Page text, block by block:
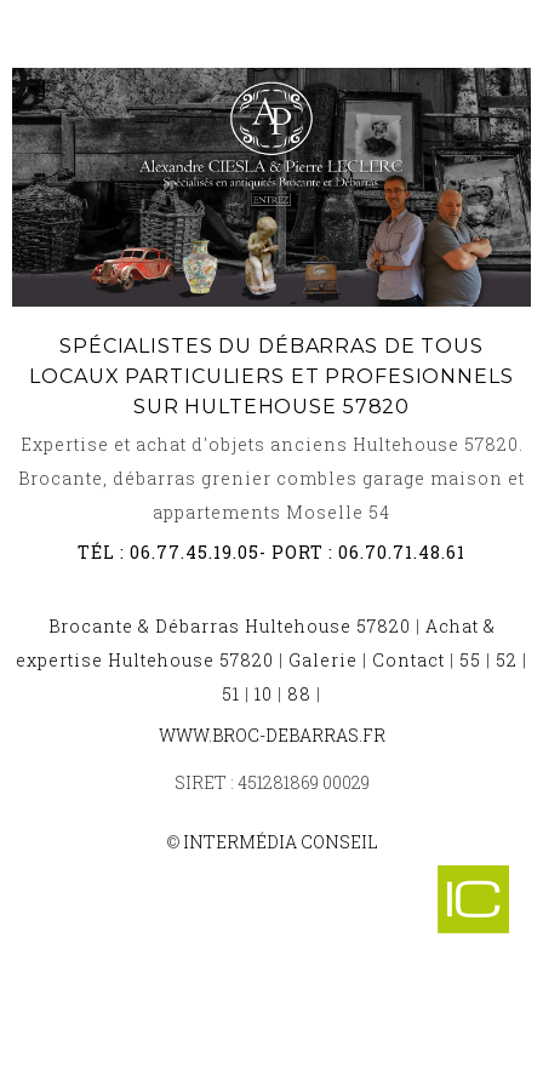
SPÉCIALISTES DU DÉBARRAS DE TOUS
LOCAUX PARTICULIERS ET PROFESIONNELS
SUR HULTEHOUSE 57820
Expertise et achat d'objets anciens Hultehouse 57820.
Brocante, débarras grenier combles garage maison et
appartements Moselle 54
TÉL : 06.77.45.19.05- PORT : 06.70.71.48.61
Brocante & Débarras Hultehouse 57820 | Achat &
expertise Hultehouse 57820 | Galerie | Contact | 55 | 52 |
51 | 10 | 88 |
BROCANTE ET DÉBARRAS NEUFCHEF 57700-
BROCANTE ET DÉBARRAS EVRANGE 57570
BROCANTE ET DÉBARRAS BOULANGE 57113
BROCANTE ET DÉBARRAS NOUSSEVILLER SAINT NABOR
WWW.BROC-DEBARRAS.FR
SIRET : 451281869 00029
© INTERMÉDIA CONSEIL